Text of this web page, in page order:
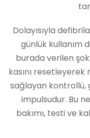
Dolayısıyla
günlük kullanım
burada verilen
kasını resetleyerek
sağlayan kontrollü,
impulsudur. Bu
bakımı, testi ve